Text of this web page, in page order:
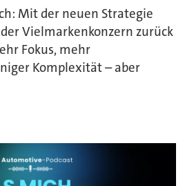
Mit der neuen Strategie
Vielmarkenkonzern zurück
Fokus, mehr
Komplexität – aber